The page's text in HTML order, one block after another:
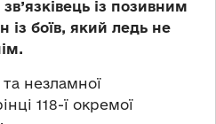
із позивним
боїв, який ледь не
незламної
118-ї окремої